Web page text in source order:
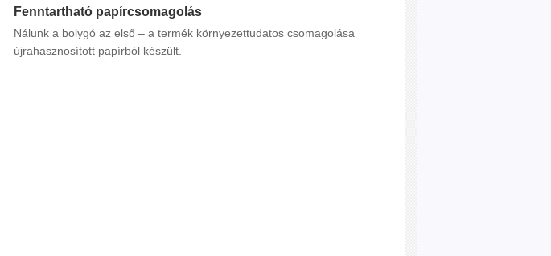
Fenntartható papírcsomagolás
Nálunk a bolygó az első – a termék környezettudatos csomagolása
újrahasznosított papírból készült.